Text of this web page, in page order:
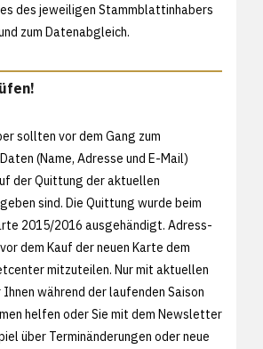
des jeweiligen Stammblattinhabers
zum Datenabgleich.
sollten vor dem Gang zum
(Name, Adresse und E-Mail)
der Quittung der aktuellen
sind. Die Quittung wurde beim
2015/2016 ausgehändigt. Adress-
dem Kauf der neuen Karte dem
mitzuteilen. Nur mit aktuellen
während der laufenden Saison
helfen oder Sie mit dem Newsletter
über Terminänderungen oder neue